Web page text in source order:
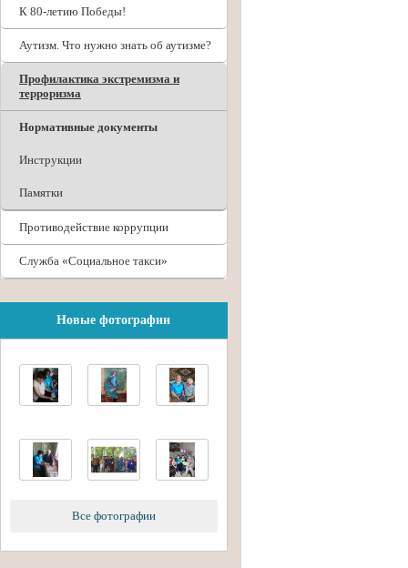
К 80-летию Победы!
Аутизм. Что нужно знать об аутизме?
Профилактика экстремизма и
терроризма
Нормативные документы
Инструкции
Памятки
Противодействие коррупции
Служба «Социальное такси»
Новые фотографии
Все фотографии